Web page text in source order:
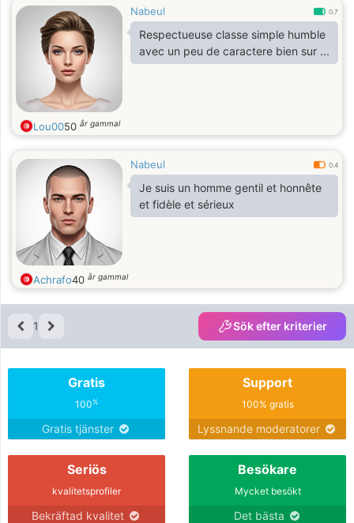
Nabeul 0.7
Respectueuse classe simple humble
avec un peu de caractere bien sur ...
Lou0050 år gammal
Nabeul 0.4
Je suis un homme gentil et honnête
et fidèle et sérieux
Achrafo40 år gammal
1 Sök efter kriterier
Gratis
100%
Gratis tjänster
Support
100% gratis
Lyssnande moderatorer
Seriös
kvalitetsprofiler
Bekräftad kvalitet
Besökare
Mycket besökt
Det bästa